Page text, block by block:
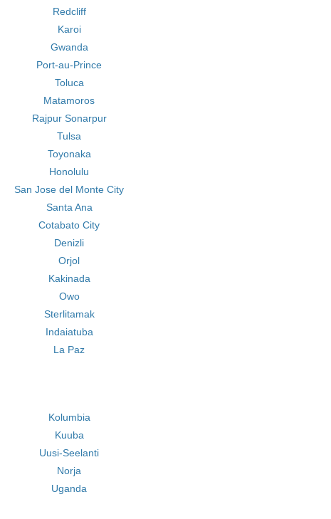
Redcliff
Karoi
Gwanda
Port-au-Prince
Toluca
Matamoros
Rajpur Sonarpur
Tulsa
Toyonaka
Honolulu
San Jose del Monte City
Santa Ana
Cotabato City
Denizli
Orjol
Kakinada
Owo
Sterlitamak
Indaiatuba
La Paz
Kolumbia
Kuuba
Uusi-Seelanti
Norja
Uganda